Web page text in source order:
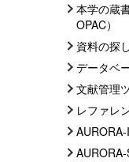
本学の蔵
OPAC）
資料の探
データベ
文献管理
レファレ